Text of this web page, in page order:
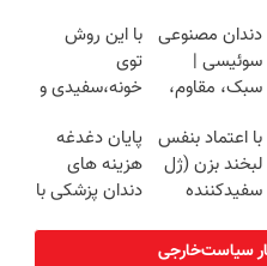
🔥 پرداخت
درب منزل
سبک و مقاوم |
پرداخت قسطی
دندان مصنوعی
سوئیسی |
سبک، مقاوم،
رایگان+پرداخت
اقساطی😍
با این روش
توی
خونه،سفیدی و
برگردون(40%off) با اعتماد بنفس
لبخند بزن (ژل
سفیدکننده
پایان دغدغه
هزینه های
دندان پزشکی با
سیاست‌خارجی